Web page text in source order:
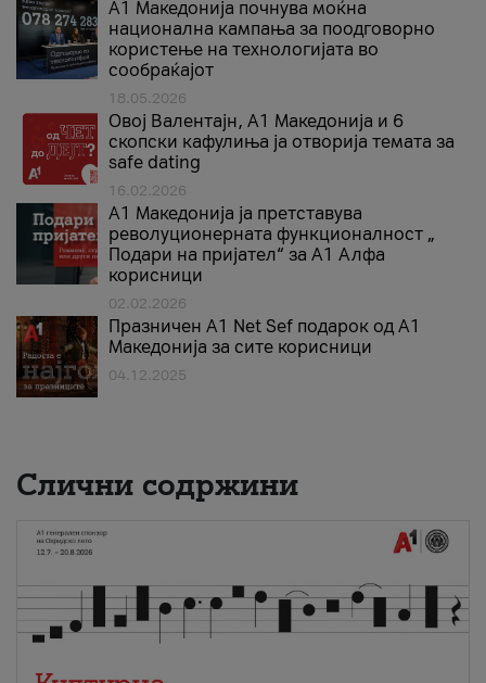
A1 Македонија почнува моќна
национална кампања за поодговорно
користење на технологијата во
сообраќајот
18.05.2026
Овој Валентајн, A1 Македонија и 6
скопски кафулиња ја отворија темата за
safe dating
16.02.2026
А1 Македонија ја претставува
револуционерната функционалност „
Подари на пријател“ за А1 Алфа
корисници
02.02.2026
Празничен A1 Net Sеf подарок од А1
Македонија за сите корисници
04.12.2025
Слични содржини